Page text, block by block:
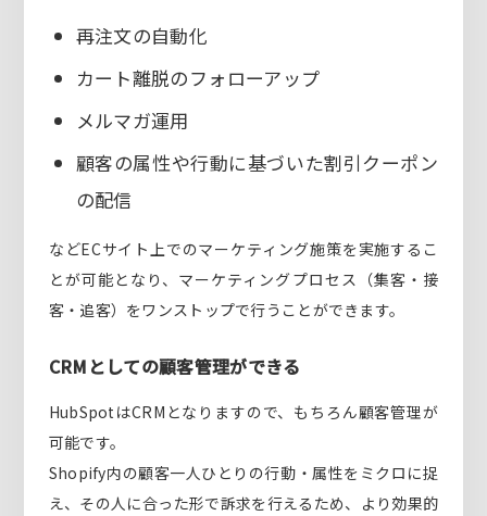
再注文の自動化
カート離脱のフォローアップ
メルマガ運用
顧客の属性や行動に基づいた割引クーポン
の配信
などECサイト上でのマーケティング施策を実施するこ
とが可能となり、マーケティングプロセス（集客・接
客・追客）をワンストップで行うことができます。
CRMとしての顧客管理ができる
HubSpotはCRMとなりますので、もちろん顧客管理が
可能です。
Shopify内の顧客一人ひとりの行動・属性をミクロに捉
え、その人に合った形で訴求を行えるため、より効果的